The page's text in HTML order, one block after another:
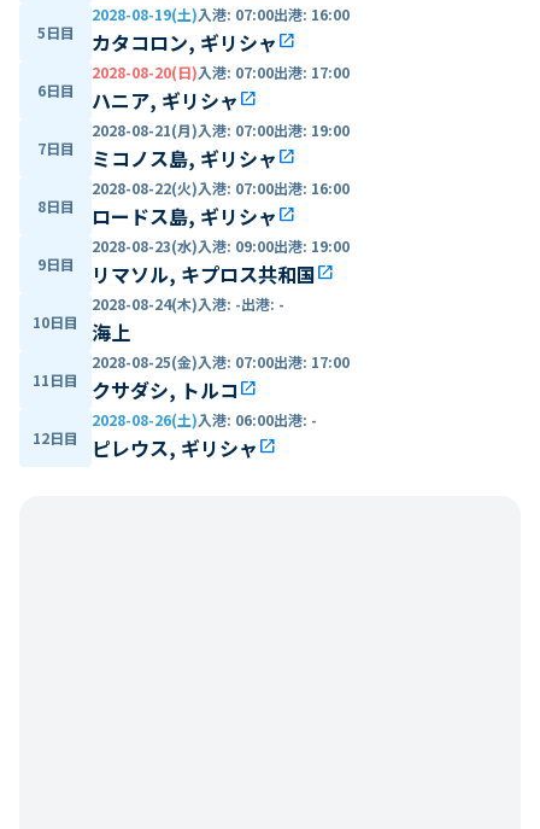
5日目
2028-08-19(土)入港: 07:00出港: 16:00
カタコロン, ギリシャ open_in_new
6日目
2028-08-20(日)入港: 07:00出港: 17:00
ハニア, ギリシャ open_in_new
7日目
2028-08-21(月)入港: 07:00出港: 19:00
ミコノス島, ギリシャ open_in_new
8日目
2028-08-22(火)入港: 07:00出港: 16:00
ロードス島, ギリシャ open_in_new
9日目
2028-08-23(水)入港: 09:00出港: 19:00
リマソル, キプロス共和国open_in_new
10日目
2028-08-24(木)入港: -出港: -
海上
11日目
2028-08-25(金)入港: 07:00出港: 17:00
クサダシ, トルコ open_in_new
12日目
2028-08-26(土)入港: 06:00出港: -
ピレウス, ギリシャ open_in_new